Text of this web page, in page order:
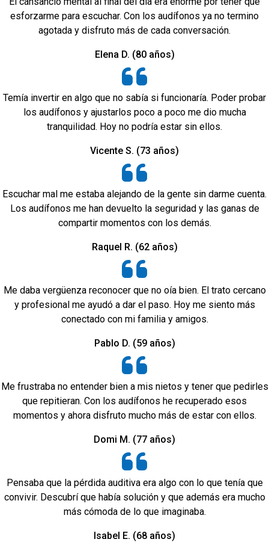
esforzarme para escuchar. Con los audífonos ya no termino
agotada y disfruto más de cada conversación.
Elena D. (80 años)
Temía invertir en algo que no sabía si funcionaría. Poder probar
los audífonos y ajustarlos poco a poco me dio mucha
tranquilidad. Hoy no podría estar sin ellos.
Vicente S. (73 años)
Escuchar mal me estaba alejando de la gente sin darme cuenta.
Los audífonos me han devuelto la seguridad y las ganas de
compartir momentos con los demás.
Raquel R. (62 años)
Me daba vergüenza reconocer que no oía bien. El trato cercano
y profesional me ayudó a dar el paso. Hoy me siento más
conectado con mi familia y amigos.
Pablo D. (59 años)
Me frustraba no entender bien a mis nietos y tener que pedirles
que repitieran. Con los audífonos he recuperado esos
momentos y ahora disfruto mucho más de estar con ellos.
Domi M. (77 años)
Pensaba que la pérdida auditiva era algo con lo que tenía que
convivir. Descubrí que había solución y que además era mucho
más cómoda de lo que imaginaba.
Isabel E. (68 años)